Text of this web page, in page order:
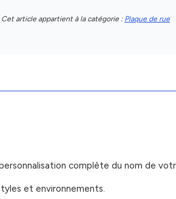
Cet article appartient à la catégorie : Plaque de rue
complète du nom de
et environnements.